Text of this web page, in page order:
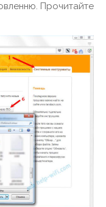
Прочитайте